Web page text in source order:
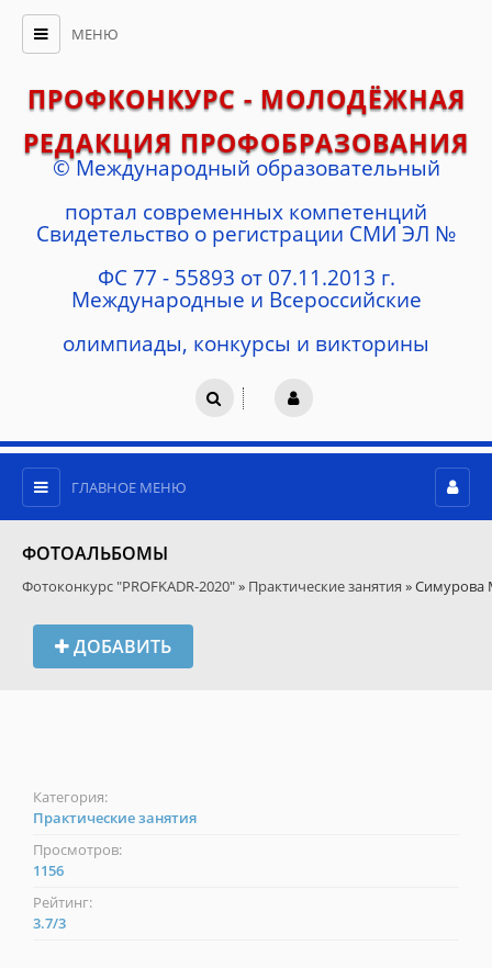
МЕНЮ
ПРОФКОНКУРС - МОЛОДЁЖНАЯ
РЕДАКЦИЯ ПРОФОБРАЗОВАНИЯ
© Международный образовательный
портал современных компетенций
Cвидетельство о регистрации СМИ ЭЛ №
ФС 77 - 55893 от 07.11.2013 г.
Международные и Всероссийские
олимпиады, конкурсы и викторины
ГЛАВНОЕ МЕНЮ
ФОТОАЛЬБОМЫ
Фотоконкурс "PROFKADR-2020"» Практические занятия » Симурова
ДОБАВИТЬ
Категория:
Практические занятия
Просмотров:
1156
Рейтинг:
3.7/3